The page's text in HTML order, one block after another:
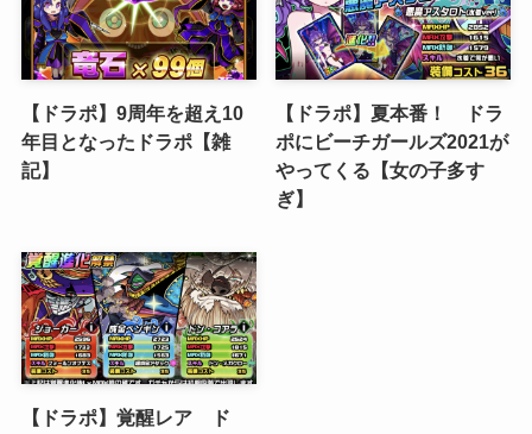
【ドラポ】9周年を超え10
年目となったドラポ【雑
記】
【ドラポ】夏本番！ ドラ
ポにビーチガールズ2021が
やってくる【女の子多す
ぎ】
【ドラポ】覚醒レア ド